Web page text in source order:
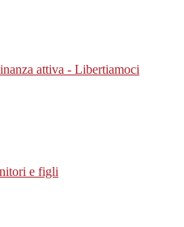
attiva - Libertiamoci
e figli